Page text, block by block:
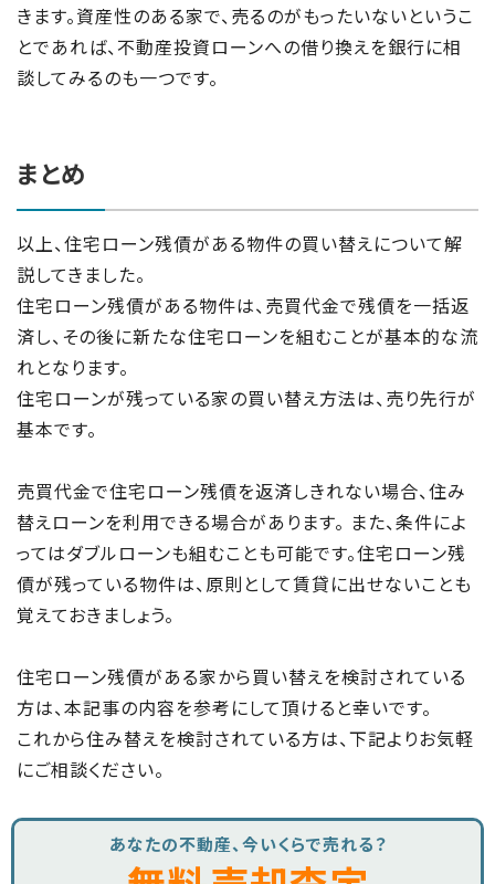
きます。資産性のある家で、売るのがもったいないというこ
とであれば、不動産投資ローンへの借り換えを銀行に相
談してみるのも一つです。
まとめ
以上、住宅ローン残債がある物件の買い替えについて解
説してきました。
住宅ローン残債がある物件は、売買代金で残債を一括返
済し、その後に新たな住宅ローンを組むことが基本的な流
れとなります。
住宅ローンが残っている家の買い替え方法は、売り先行が
基本です。
売買代金で住宅ローン残債を返済しきれない場合、住み
替えローンを利用できる場合があります。 また、条件によ
ってはダブルローンも組むことも可能です。住宅ローン残
債が残っている物件は、原則として賃貸に出せないことも
覚えておきましょう。
住宅ローン残債がある家から買い替えを検討されている
方は、本記事の内容を参考にして頂けると幸いです。
これから住み替えを検討されている方は、下記よりお気軽
にご相談ください。
あなたの不動産、今いくらで売れる？